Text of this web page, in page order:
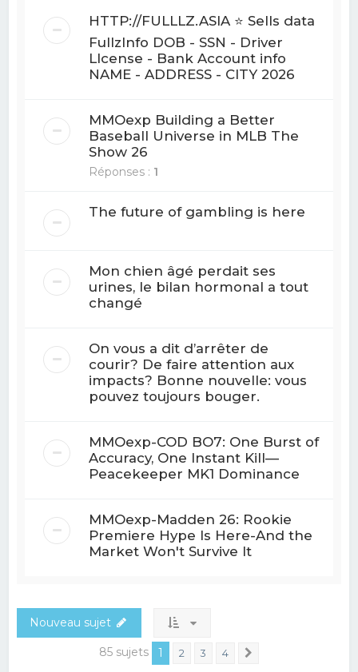
HTTP://FULLLZ.ASIA ⭐️ Sells data
FullzInfo DOB - SSN - Driver
LIcense - Bank Account info
NAME - ADDRESS - CITY 2026
MMOexp Building a Better
Baseball Universe in MLB The
Show 26
Réponses : 1
The future of gambling is here
Mon chien âgé perdait ses
urines, le bilan hormonal a tout
changé
On vous a dit d’arrêter de
courir? De faire attention aux
impacts? Bonne nouvelle: vous
pouvez toujours bouger.
MMOexp-COD BO7: One Burst of
Accuracy, One Instant Kill—
Peacekeeper MK1 Dominance
MMOexp-Madden 26: Rookie
Premiere Hype Is Here-And the
Market Won't Survive It
Nouveau sujet
85 sujets 1 2 3 4